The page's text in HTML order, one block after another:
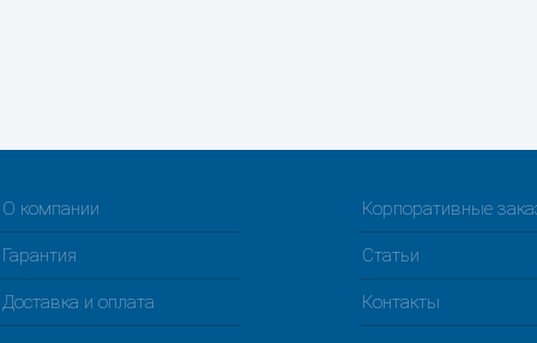
О компании Корпоративные
Гарантия Статьи
Доставка и оплата Контакты